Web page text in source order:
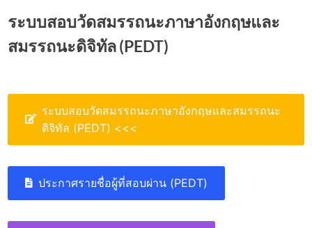
ระบบสอบวัดสมรรถนะภาษาอังกฤษและ
สมรรถนะดิจิทัล (PEDT)
ระบบสอบวัดสมรรถนะภาษาอังกฤษและสมรรถนะ
ดิจิทัล (PEDT) <<<
ประกาศรายชื่อผู้ที่สอบผ่าน (PEDT)